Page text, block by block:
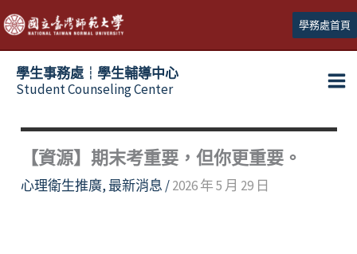
跳
至
主
學務處首頁
學生事務處┆學生輔導中心
Student Counseling Center
【資源】期末考重要，但你更重要。
心理衛生推廣, 最新消息 /2026 年 5 月 29 日